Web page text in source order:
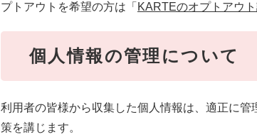
プトアウトを希望の方は「 KARTEのオプトアウ
個人情報の管理について
利用者の皆様から収集した個人情報は、適正に
策を講じます。